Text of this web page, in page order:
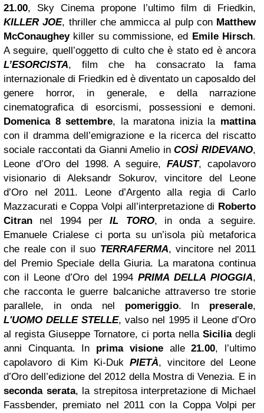
21.00, Sky Cinema propone l’ultimo film di Friedkin,
KILLER JOE, thriller che ammicca al pulp con Matthew
McConaugheykiller su commissione, ed Emile Hirsch.
A seguire, quell’oggetto di culto che è stato ed è ancora
L’ESORCISTA, film che ha consacrato la fama
internazionale di Friedkin ed è diventato un caposaldo del
genere horror, in generale, e della narrazione
cinematografica di esorcismi, possessioni e demoni.
Domenica 8 settembre, la maratona inizia la mattina
con il dramma dell’emigrazione e la ricerca del riscatto
sociale raccontati da Gianni Amelio inCOSÌ RIDEVANO,
Leone d’Oro del 1998. A seguire,FAUST, capolavoro
visionario di Aleksandr Sokurov, vincitore del Leone
d’Oro nel 2011. Leone d’Argento alla regia di Carlo
Mazzacurati e Coppa Volpi all’interpretazione di Roberto
Citran nel 1994 perIL TORO, in onda a seguire.
Emanuele Crialese ci porta su un’isola più metaforica
che reale con il suo TERRAFERMA, vincitore nel 2011
del Premio Speciale della Giuria. La maratona continua
con il Leone d’Oro del 1994 PRIMA DELLA PIOGGIA,
che racconta le guerre balcaniche attraverso tre storie
parallele, in onda nel pomeriggio. In preserale,
L'UOMO DELLE STELLE, valso nel 1995 il Leone d’Oro
al regista Giuseppe Tornatore, ci porta nella Siciliadegli
anni Cinquanta. In prima visionealle21.00, l’ultimo
capolavoro di Kim Ki-Duk PIETÀ, vincitore del Leone
d’Oro dell’edizione del 2012 della Mostra di Venezia. E in
seconda serata, la strepitosa interpretazione di Michael
Fassbender, premiato nel 2011 con la Coppa Volpi per